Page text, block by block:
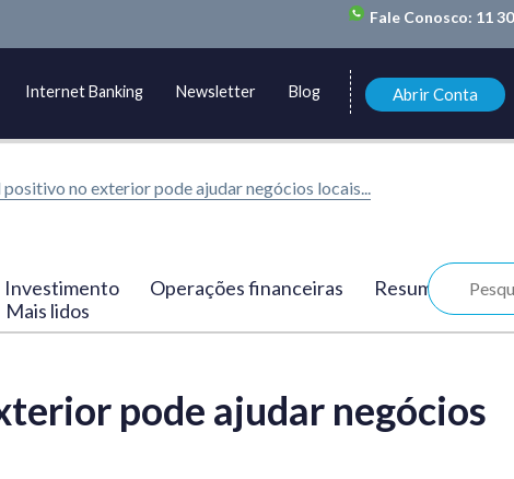
Fale Conosco: 11
Internet Banking Newsletter Blog Abrir Conta
positivo no exterior pode ajudar negócios locais...
Investimento Operações financeiras
Resumo
Mais lidos
pode ajudar negócios